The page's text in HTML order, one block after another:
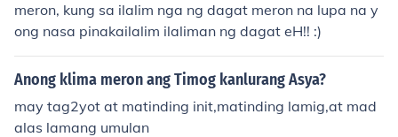
meron, kung sa ilalim nga ng dagat meron na lupa na y
ong nasa pinakailalim ilaliman ng dagat eH!! :)
Anong klima meron ang Timog kanlurang Asya?
may tag2yot at matinding init,matinding lamig,at mad
alas lamang umulan